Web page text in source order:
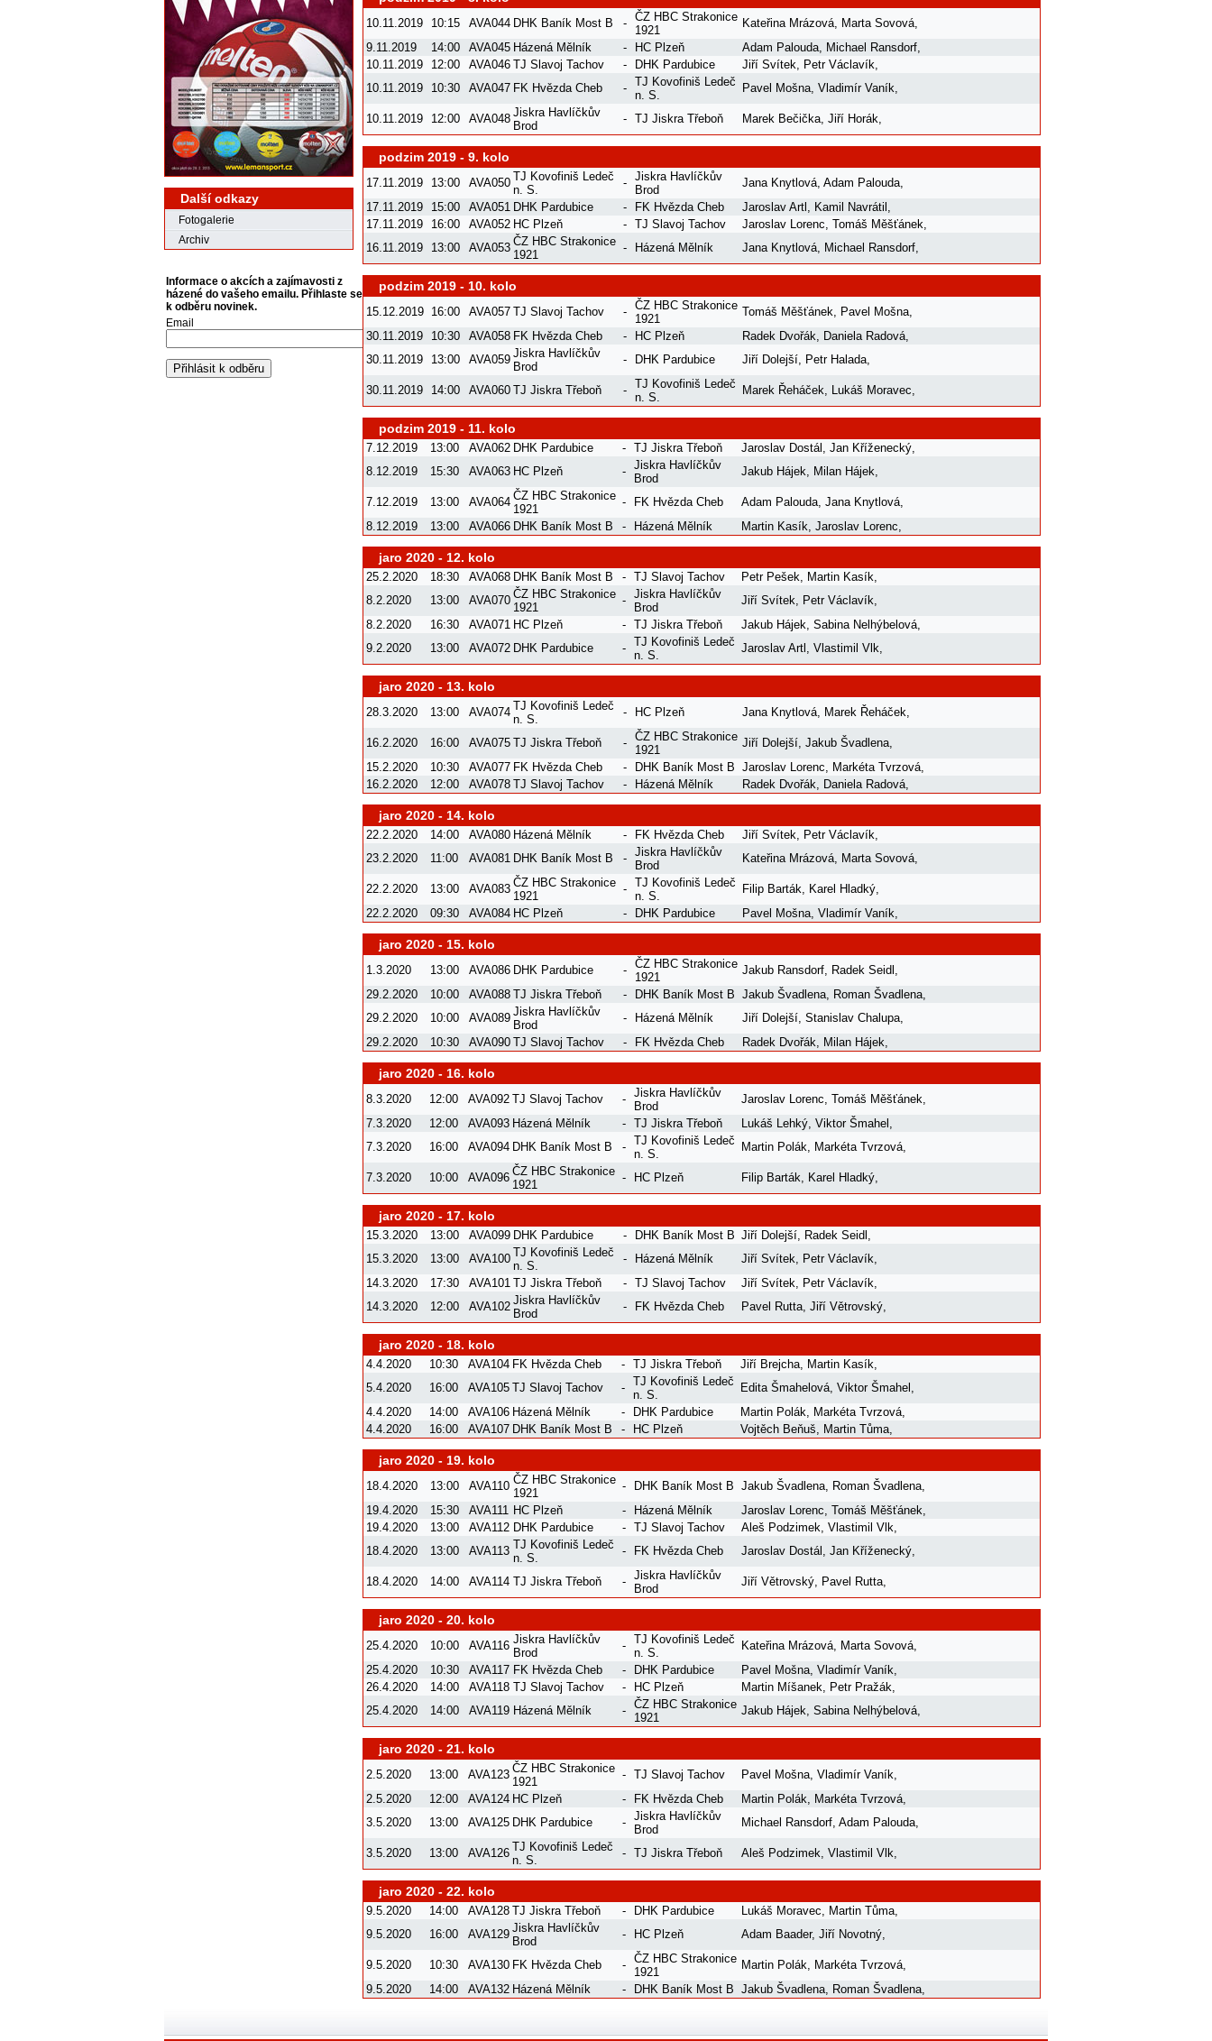
Další odkazy
Fotogalerie
Archiv
Informace o akcích a zajímavosti z
házené do vašeho emailu. Přihlaste se
k odběru novinek.
Email
10.11.2019 10:15 AVA044 DHK Baník Most B - ČZ HBC Strakonice
1921
Kateřina Mrázová Marta Sovová
9.11.2019
14:00 AVA045 Házená Mělník - HC Plzeň Adam Palouda Michael Ransdorf
10.11.2019
12:00 AVA046 TJ Slavoj Tachov - DHK Pardubice Jiří Svítek Petr Václavík
10.11.2019
10:30 AVA047 FK Hvězda Cheb - TJ Kovofiniš Ledeč
n. S.
Pavel Mošna Vladimír Vaník
10.11.2019 12:00 AVA048 Jiskra Havlíčkův
Brod
- TJ Jiskra Třeboň Marek Bečička Jiří Horák
podzim 2019 - 9. kolo
17.11.2019 13:00 AVA050 TJ Kovofiniš Ledeč
n. S.
- Jiskra Havlíčkův
Brod
Jana Knytlová Adam Palouda
17.11.2019
15:00 AVA051 DHK Pardubice - FK Hvězda Cheb Jaroslav Artl Kamil Navrátil
17.11.2019
16:00 AVA052 HC Plzeň - TJ Slavoj Tachov Jaroslav Lorenc Tomáš Měšťánek
16.11.2019
13:00 AVA053 ČZ HBC Strakonice
1921
- Házená Mělník Jana Knytlová Michael Ransdorf
podzim 2019 - 10. kolo
15.12.2019 16:00 AVA057 TJ Slavoj Tachov - ČZ HBC Strakonice
1921
Tomáš Měšťánek Pavel Mošna
30.11.2019
10:30 AVA058 FK Hvězda Cheb - HC Plzeň Radek Dvořák Daniela Radová
30.11.2019
13:00 AVA059 Jiskra Havlíčkův
Brod
- DHK Pardubice Jiří Dolejší Petr Halada
30.11.2019 14:00 AVA060 TJ Jiskra Třeboň - TJ Kovofiniš Ledeč
n. S.
Marek Řeháček Lukáš Moravec
podzim 2019 - 11. kolo
7.12.2019 13:00 AVA062 DHK Pardubice - TJ Jiskra Třeboň Jaroslav Dostál Jan Kříženecký
8.12.2019
15:30 AVA063 HC Plzeň - Jiskra Havlíčkův
Brod
Jakub Hájek Milan Hájek
7.12.2019 13:00 AVA064 ČZ HBC Strakonice
1921
- FK Hvězda Cheb Adam Palouda Jana Knytlová
8.12.2019
13:00 AVA066 DHK Baník Most B - Házená Mělník Martin Kasík Jaroslav Lorenc
jaro 2020 - 12. kolo
25.2.2020 18:30 AVA068 DHK Baník Most B - TJ Slavoj Tachov Petr Pešek Martin Kasík
8.2.2020
13:00 AVA070 ČZ HBC Strakonice
1921
- Jiskra Havlíčkův
Brod
Jiří Svítek Petr Václavík
8.2.2020
16:30 AVA071 HC Plzeň - TJ Jiskra Třeboň Jakub Hájek Sabina Nelhýbelová
9.2.2020
13:00 AVA072 DHK Pardubice - TJ Kovofiniš Ledeč
n. S.
Jaroslav Artl Vlastimil Vlk
jaro 2020 - 13. kolo
28.3.2020 13:00 AVA074 TJ Kovofiniš Ledeč
n. S.
- HC Plzeň Jana Knytlová Marek Řeháček
16.2.2020 16:00 AVA075 TJ Jiskra Třeboň - ČZ HBC Strakonice
1921
Jiří Dolejší Jakub Švadlena
15.2.2020
10:30 AVA077 FK Hvězda Cheb - DHK Baník Most B Jaroslav Lorenc Markéta Tvrzová
16.2.2020
12:00 AVA078 TJ Slavoj Tachov - Házená Mělník Radek Dvořák Daniela Radová
jaro 2020 - 14. kolo
22.2.2020 14:00 AVA080 Házená Mělník - FK Hvězda Cheb Jiří Svítek Petr Václavík
23.2.2020
11:00 AVA081 DHK Baník Most B - Jiskra Havlíčkův
Brod
Kateřina Mrázová Marta Sovová
22.2.2020 13:00 AVA083 ČZ HBC Strakonice
1921
- TJ Kovofiniš Ledeč
n. S.
Filip Barták Karel Hladký
22.2.2020
09:30 AVA084 HC Plzeň - DHK Pardubice Pavel Mošna Vladimír Vaník
jaro 2020 - 15. kolo
1.3.2020 13:00 AVA086 DHK Pardubice - ČZ HBC Strakonice
1921
Jakub Ransdorf Radek Seidl
29.2.2020
10:00 AVA088 TJ Jiskra Třeboň - DHK Baník Most B Jakub Švadlena Roman Švadlena
29.2.2020
10:00 AVA089 Jiskra Havlíčkův
Brod
- Házená Mělník Jiří Dolejší Stanislav Chalupa
29.2.2020
10:30 AVA090 TJ Slavoj Tachov - FK Hvězda Cheb Radek Dvořák Milan Hájek
jaro 2020 - 16. kolo
8.3.2020 12:00 AVA092 TJ Slavoj Tachov - Jiskra Havlíčkův
Brod
Jaroslav Lorenc Tomáš Měšťánek
7.3.2020
12:00 AVA093 Házená Mělník - TJ Jiskra Třeboň Lukáš Lehký Viktor Šmahel
7.3.2020
16:00 AVA094 DHK Baník Most B - TJ Kovofiniš Ledeč
n. S.
Martin Polák Markéta Tvrzová
7.3.2020 10:00 AVA096 ČZ HBC Strakonice
1921
- HC Plzeň Filip Barták Karel Hladký
jaro 2020 - 17. kolo
15.3.2020 13:00 AVA099 DHK Pardubice - DHK Baník Most B Jiří Dolejší Radek Seidl
15.3.2020
13:00 AVA100 TJ Kovofiniš Ledeč
n. S.
- Házená Mělník Jiří Svítek Petr Václavík
14.3.2020
17:30 AVA101 TJ Jiskra Třeboň - TJ Slavoj Tachov Jiří Svítek Petr Václavík
14.3.2020
12:00 AVA102 Jiskra Havlíčkův
Brod
- FK Hvězda Cheb Pavel Rutta Jiří Větrovský
jaro 2020 - 18. kolo
4.4.2020 10:30 AVA104 FK Hvězda Cheb - TJ Jiskra Třeboň Jiří Brejcha Martin Kasík
5.4.2020
16:00 AVA105 TJ Slavoj Tachov - TJ Kovofiniš Ledeč
n. S.
Edita Šmahelová Viktor Šmahel
4.4.2020
14:00 AVA106 Házená Mělník - DHK Pardubice Martin Polák Markéta Tvrzová
4.4.2020
16:00 AVA107 DHK Baník Most B - HC Plzeň Vojtěch Beňuš Martin Tůma
jaro 2020 - 19. kolo
18.4.2020 13:00 AVA110 ČZ HBC Strakonice
1921
- DHK Baník Most B Jakub Švadlena Roman Švadlena
19.4.2020
15:30 AVA111 HC Plzeň - Házená Mělník Jaroslav Lorenc Tomáš Měšťánek
19.4.2020
13:00 AVA112 DHK Pardubice - TJ Slavoj Tachov Aleš Podzimek Vlastimil Vlk
18.4.2020
13:00 AVA113 TJ Kovofiniš Ledeč
n. S.
- FK Hvězda Cheb Jaroslav Dostál Jan Kříženecký
18.4.2020 14:00 AVA114 TJ Jiskra Třeboň - Jiskra Havlíčkův
Brod
Jiří Větrovský Pavel Rutta
jaro 2020 - 20. kolo
25.4.2020 10:00 AVA116 Jiskra Havlíčkův
Brod
- TJ Kovofiniš Ledeč
n. S.
Kateřina Mrázová Marta Sovová
25.4.2020
10:30 AVA117 FK Hvězda Cheb - DHK Pardubice Pavel Mošna Vladimír Vaník
26.4.2020
14:00 AVA118 TJ Slavoj Tachov - HC Plzeň Martin Míšanek Petr Pražák
25.4.2020
14:00 AVA119 Házená Mělník - ČZ HBC Strakonice
1921
Jakub Hájek Sabina Nelhýbelová
jaro 2020 - 21. kolo
2.5.2020 13:00 AVA123 ČZ HBC Strakonice
1921
- TJ Slavoj Tachov Pavel Mošna Vladimír Vaník
2.5.2020
12:00 AVA124 HC Plzeň - FK Hvězda Cheb Martin Polák Markéta Tvrzová
3.5.2020
13:00 AVA125 DHK Pardubice - Jiskra Havlíčkův
Brod
Michael Ransdorf Adam Palouda
3.5.2020 13:00 AVA126 TJ Kovofiniš Ledeč
n. S.
- TJ Jiskra Třeboň Aleš Podzimek Vlastimil Vlk
jaro 2020 - 22. kolo
9.5.2020 14:00 AVA128 TJ Jiskra Třeboň - DHK Pardubice Lukáš Moravec Martin Tůma
9.5.2020
16:00 AVA129 Jiskra Havlíčkův
Brod
- HC Plzeň Adam Baader, Jiří Novotný
9.5.2020 10:30 AVA130 FK Hvězda Cheb - ČZ HBC Strakonice
1921
Martin Polák Markéta Tvrzová
9.5.2020
14:00 AVA132 Házená Mělník - DHK Baník Most B Jakub Švadlena Roman Švadlena